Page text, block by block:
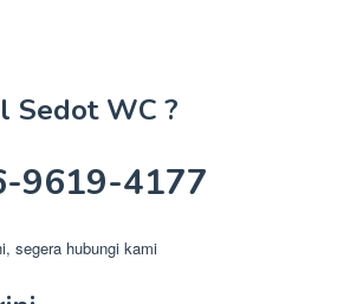
Sedot WC ?
9619-4177
segera hubungi kami